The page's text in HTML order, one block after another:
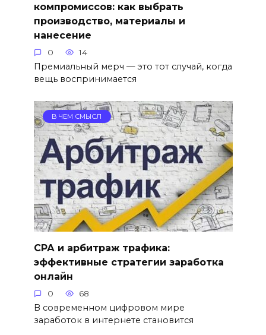
компромиссов: как выбрать
производство, материалы и
нанесение
0 14
Премиальный мерч — это тот случай, когда
вещь воспринимается
В ЧЕМ СМЫСЛ
СРА и арбитраж трафика:
эффективные стратегии заработка
онлайн
0 68
В современном цифровом мире
заработок в интернете становится